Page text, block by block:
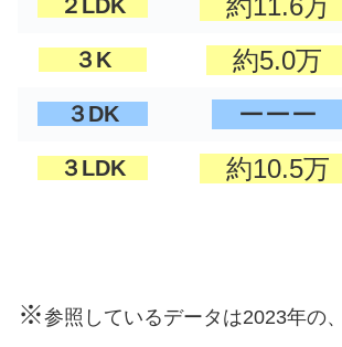
２LDK 約11.6万
３K 約5.0万
３DK ーーー
３LDK 約10.5万
※参照しているデータは2023年の、